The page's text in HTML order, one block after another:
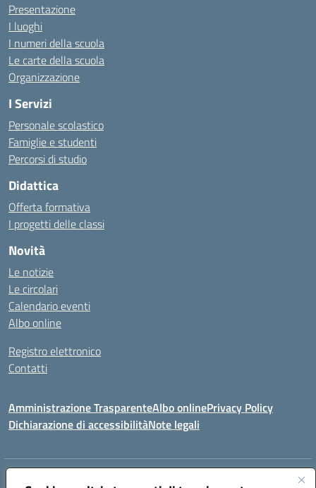
Presentazione
I luoghi
I numeri della scuola
Le carte della scuola
Organizzazione
I Servizi
Personale scolastico
Famiglie e studenti
Percorsi di studio
Didattica
Offerta formativa
I progetti delle classi
Novità
Le notizie
Le circolari
Calendario eventi
Albo online
Registro elettronico
Contatti
Amministrazione TrasparenteAlbo onlinePrivacy Policy
Dichiarazione di accessibilitàNote legali